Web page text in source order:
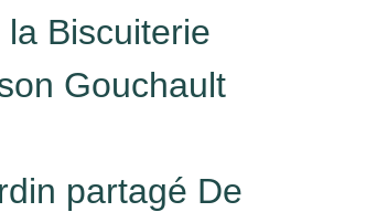
Biscuiterie
Gouchault
partagé De